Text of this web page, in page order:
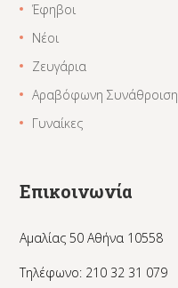
Έφηβοι
Νέοι
Ζευγάρια
Αραβόφωνη Συνάθροιση
Γυναίκες
Επικοινωνία
Αμαλίας 50 Αθήνα 10558
Τηλέφωνο: 210 32 31 079